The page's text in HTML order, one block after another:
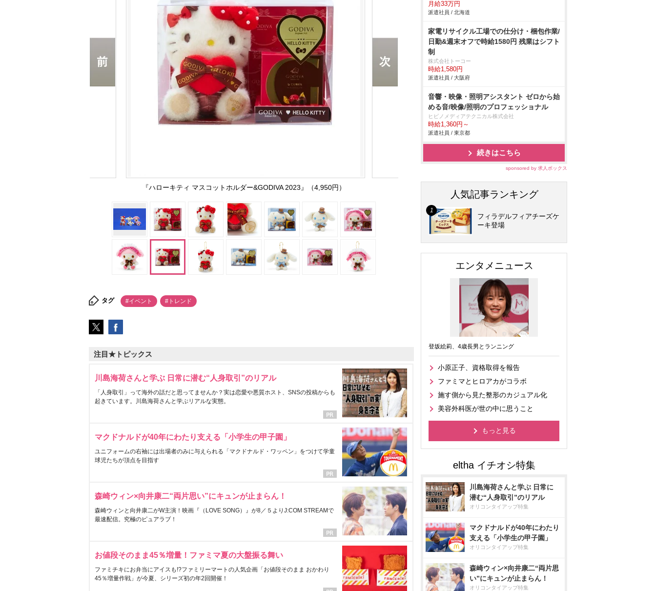
『ハローキティ マスコットホルダー&GODIVA 2023』（4,950円）
タグ #イベント #トレンド
注目★トピックス
川島海荷さんと学ぶ 日常に潜む“人身取引”のリアル
「人身取引」って海外の話だと思ってませんか？実は恋愛や悪質ホスト、SNSの投稿からも
起きています。川島海荷さんと学ぶリアルな実態。
マクドナルドが40年にわたり支える「小学生の甲子園」
ユニフォームの右袖には出場者のみに与えられる「マクドナルド・ワッペン」をつけて学童
球児たちが頂点を目指す
森崎ウィン×向井康二“両片思い”にキュンが止まらん！
森崎ウィンと向井康二がW主演！映画『（LOVE SONG）』が8／５よりJ:COM STREAMで
最速配信。究極のピュアラブ！
お値段そのまま45％増量！ファミマ夏の大盤振る舞い
ファミチキにお弁当にアイスも!?ファミリーマートの人気企画「お値段そのまま おかわり
45％増量作戦」が今夏、シリーズ初の年2回開催！
月給33万円
派遣社員 / 北海道
家電リサイクル工場での仕分け・梱包作業/
日勤&週末オフで時給1580円 残業はシフト
制
株式会社トーコー
時給1,580円
派遣社員 / 大阪府
音響・映像・照明アシスタント ゼロから始
める音/映像/照明のプロフェッショナル
ヒビノメディアテクニカル株式会社
時給1,360円～
派遣社員 / 東京都
続きはこちら
sponsored by 求人ボックス
人気記事ランキング
フィラデルフィアチーズケ
ーキ登場
エンタメニュース
登坂絵莉、4歳長男とランニング
小原正子、資格取得を報告
ファミマとヒロアカがコラボ
施す側から見た整形のカジュアル化
美容外科医が世の中に思うこと
もっと見る
川島海荷さんと学ぶ 日常に
潜む“人身取引”のリアル
オリコンタイアップ特集
マクドナルドが40年にわたり
支える「小学生の甲子園」
オリコンタイアップ特集
森崎ウィン×向井康二“両片思
い”にキュンが止まらん！
オリコンタイアップ特集